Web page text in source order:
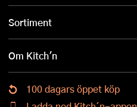
Sortiment
Om Kitch'n
100 dagars öppet köp